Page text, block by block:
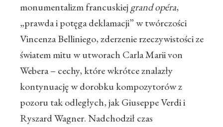
monumentalizm francuskiej grand opéra,
„prawda i potęga deklamacji” w twórczości
Vincenza Belliniego, zderzenie rzeczywistości ze
światem mitu w utworach Carla Marii von
Webera – cechy, które wkrótce znalazły
kontynuację w dorobku kompozytorów z
pozoru tak odległych, jak Giuseppe Verdi i
Ryszard Wagner. Nadchodził czas